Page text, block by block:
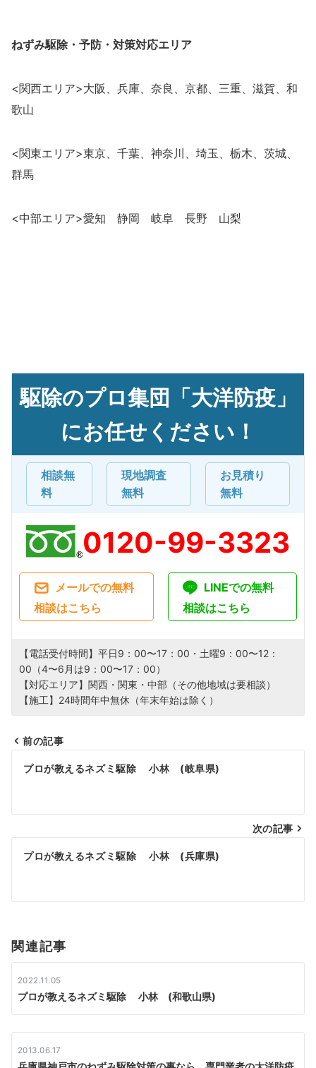
ねずみ駆除・予防・対策対応エリア
<関西エリア>大阪、兵庫、奈良、京都、三重、滋賀、和
歌山
<関東エリア>東京、千葉、神奈川、埼玉、栃木、茨城、
群馬
<中部エリア>愛知 静岡 岐阜 長野 山梨
駆除のプロ集団「大洋防疫」
にお任せください！
相談無
料
現地調査
無料
お見積り
無料
0120-99-3323
メールでの無料
相談はこちら
LINEでの無料
相談はこちら
【電話受付時間】平日9：00〜17：00・土曜9：00〜12：
00（4〜6月は9：00〜17：00）
【対応エリア】関西・関東・中部（その他地域は要相談）
【施工】24時間年中無休（年末年始は除く）
投
ナ
ビ
ョ
ン
前の記事
プロが教えるネズミ駆除 小林 (岐阜県)
次の記事
プロが教えるネズミ駆除 小林 (兵庫県)
関連記事
2022.11.05
プロが教えるネズミ駆除 小林 (和歌山県)
2013.06.17